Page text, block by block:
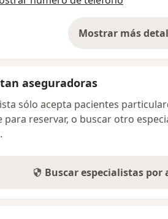
Mostrar mássobre
aseguradoras
sólo acepta pacientes
reservar, o buscar otro
Buscar especialistas por